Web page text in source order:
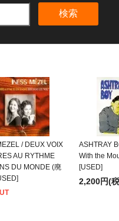
検索
/ DEUX VOIX
AU RYTHME
DU MONDE (廃
ASHTRAY
With the
[USED]
2,200円(